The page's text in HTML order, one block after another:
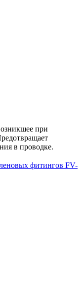
при
в проводке.
фитингов FV-